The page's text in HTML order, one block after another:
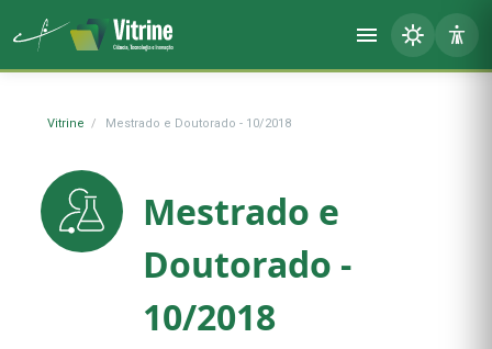
Vitrine Mestrado e Doutorado - 10/2018
Mestrado e
Doutorado -
10/2018